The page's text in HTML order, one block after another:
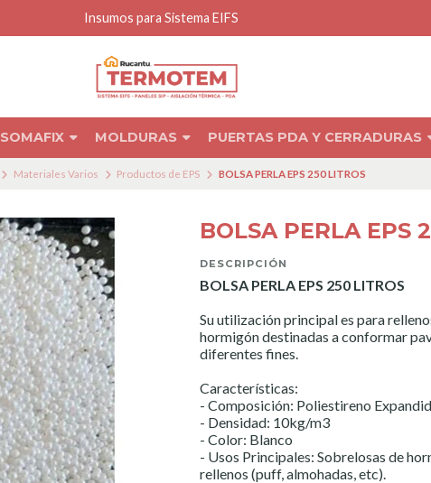
SOMAFIX MOLDURAS PUERTAS PDA Y CERRADURAS
Insumos para Sistema EIFS
Materiales Varios Productos de EPS BOLSA PERLA EPS 250 LITROS
BOLSA PERLA EPS
DESCRIPCIÓN
BOLSA PERLA EPS 250 LITROS
Su utilización principal es para
hormigón destinadas a conformar
diferentes fines.
Características:
- Composición: Poliestireno
- Densidad: 10kg/m3
- Color: Blanco
- Usos Principales: Sobrelosas de
rellenos (puff, almohadas, etc).